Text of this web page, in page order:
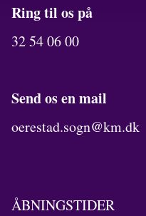
Ring til os på
32 54 06 00
Send os en mail
oerestad.sogn@km.dk
ÅBNINGSTIDER